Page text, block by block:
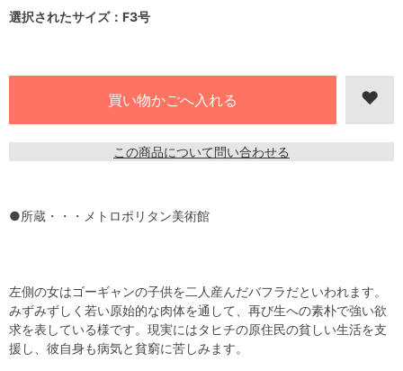
選択されたサイズ：F3号
この商品について問い合わせる
●所蔵・・・メトロポリタン美術館
左側の女はゴーギャンの子供を二人産んだバフラだといわれます。
みずみずしく若い原始的な肉体を通して、再び生への素朴で強い欲
求を表している様です。現実にはタヒチの原住民の貧しい生活を支
援し、彼自身も病気と貧窮に苦しみます。